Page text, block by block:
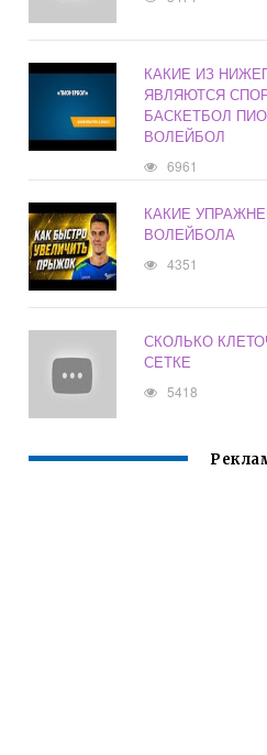
КАКИЕ ИЗ
ЯВЛЯЮТСЯ
БАСКЕТБОЛ
ВОЛЕЙБОЛ
6961
КАКИЕ
ВОЛЕЙБОЛА
4351
СКОЛЬКО
СЕТКЕ
5418